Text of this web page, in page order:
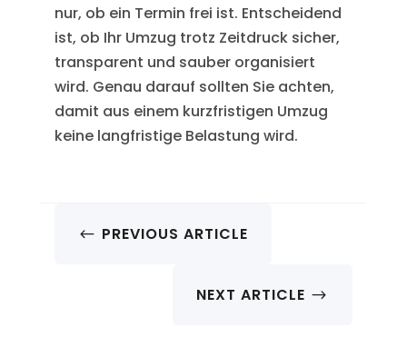
nur, ob ein Termin frei ist. Entscheidend
ist, ob Ihr Umzug trotz Zeitdruck sicher,
transparent und sauber organisiert
wird. Genau darauf sollten Sie achten,
damit aus einem kurzfristigen Umzug
keine langfristige Belastung wird.
# PREVIOUS ARTICLE
NEXT ARTICLE $